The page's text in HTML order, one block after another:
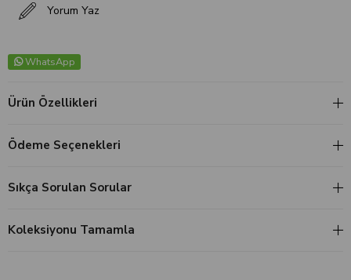
Yorum Yaz
WhatsApp
Ürün Özellikleri
Ödeme Seçenekleri
Sıkça Sorulan Sorular
Koleksiyonu Tamamla